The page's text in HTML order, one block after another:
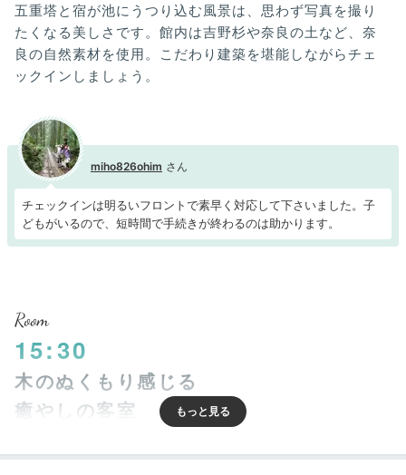
五重塔と宿が池にうつり込む風景は、思わず写真を撮り
たくなる美しさです。館内は吉野杉や奈良の土など、奈
良の自然素材を使用。こだわり建築を堪能しながらチェ
ックインしましょう。
miho826ohim
チェックインは明るいフロントで素早く対応して下さいました。子
どもがいるので、短時間で手続きが終わるのは助かります。
Room
15:30
木のぬくもり感じる
癒やしの客室